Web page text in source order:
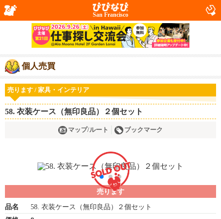
San Francisco
個人売買
売ります / 家具・インテリア
58. 衣装ケース（無印良品）２個セット
マップ/ルート ブックマーク
売ります
品名
58. 衣装ケース（無印良品）２個セット